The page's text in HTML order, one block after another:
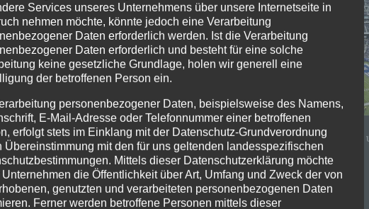
Irgendwann kommt einmal die Zeit, in der man(n) alleine Reisen
gewohnten Reisebuddie noch viel besser wäre.
Read More
Services unseres Unternehmens über unsere Internetseite in
nehmen möchte, könnte jedoch eine Verarbeitung
Daten erforderlich werden. Ist die Verarbeitung
Daten erforderlich und besteht für eine solche
keine gesetzliche Grundlage, holen wir generell eine
der betroffenen Person ein.
personenbezogener Daten, beispielsweise des Namens,
E-Mail-Adresse oder Telefonnummer einer betroffenen
erfolgt stets im Einklang mit der Datenschutz-Grundverordnung
Übereinstimmung mit den für uns geltenden landesspezifischen
Mittels dieser Datenschutzerklärung möchte
Unternehmen die Öffentlichkeit über Art, Umfang und Zweck der von
genutzten und verarbeiteten personenbezogenen Daten
Ferner werden betroffene Personen mittels dieser